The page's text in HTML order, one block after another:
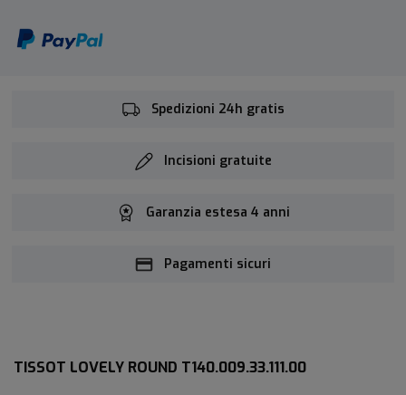
Spedizioni 24h gratis
Incisioni gratuite
Garanzia estesa 4 anni
Pagamenti sicuri
TISSOT LOVELY ROUND T140.009.33.111.00